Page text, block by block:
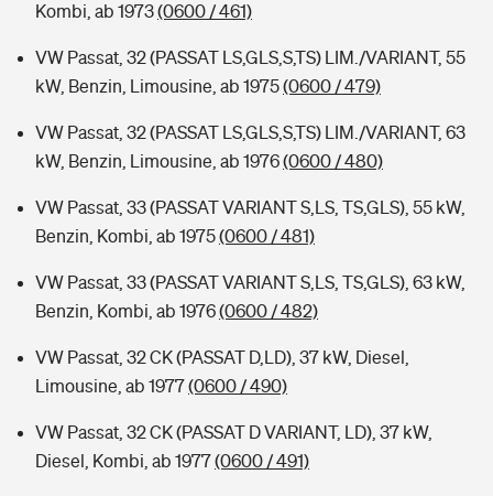
Kombi, ab 1973(0600 / 461)
VW Passat, 32 (PASSAT LS,GLS,S,TS) LIM./VARIANT, 55
kW, Benzin, Limousine, ab 1975(0600 / 479)
VW Passat, 32 (PASSAT LS,GLS,S,TS) LIM./VARIANT, 63
kW, Benzin, Limousine, ab 1976(0600 / 480)
VW Passat, 33 (PASSAT VARIANT S,LS, TS,GLS), 55 kW,
Benzin, Kombi, ab 1975(0600 / 481)
VW Passat, 33 (PASSAT VARIANT S,LS, TS,GLS), 63 kW,
Benzin, Kombi, ab 1976(0600 / 482)
VW Passat, 32 CK (PASSAT D,LD), 37 kW, Diesel,
Limousine, ab 1977(0600 / 490)
VW Passat, 32 CK (PASSAT D VARIANT, LD), 37 kW,
Diesel, Kombi, ab 1977(0600 / 491)